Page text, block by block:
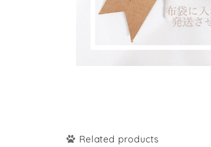
Related products